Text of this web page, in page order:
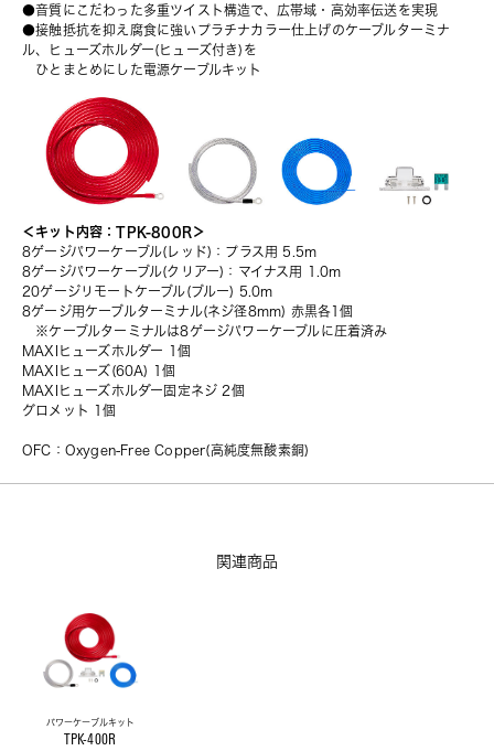
●音質にこだわった多重ツイスト構造で、広帯域・高効率伝送を実現
●接触抵抗を抑え腐食に強いプラチナカラー仕上げのケーブルターミナ
ル、ヒューズホルダー(ヒューズ付き)を
ひとまとめにした電源ケーブルキット
＜キット内容：TPK-800R＞
8ゲージパワーケーブル(レッド)：プラス用 5.5m
8ゲージパワーケーブル(クリアー)：マイナス用 1.0m
20ゲージリモートケーブル(ブルー) 5.0m
8ゲージ用ケーブルターミナル(ネジ径8mm) 赤黒各1個
※ケーブルターミナルは8ゲージパワーケーブルに圧着済み
MAXIヒューズホルダー 1個
MAXIヒューズ(60A) 1個
MAXIヒューズホルダー固定ネジ 2個
グロメット 1個
OFC：Oxygen-Free Copper(高純度無酸素銅)
関連商品
パワーケーブルキット
TPK-400R